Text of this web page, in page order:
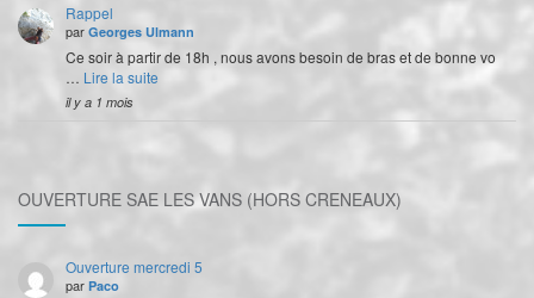
Rappel
par Georges Ulmann
Ce soir à partir de 18h , nous avons besoin de bras et de bonne vo
… Lire la suite
il y a 1 mois
OUVERTURE SAE LES VANS (HORS CRENEAUX)
Ouverture mercredi 5
par Paco